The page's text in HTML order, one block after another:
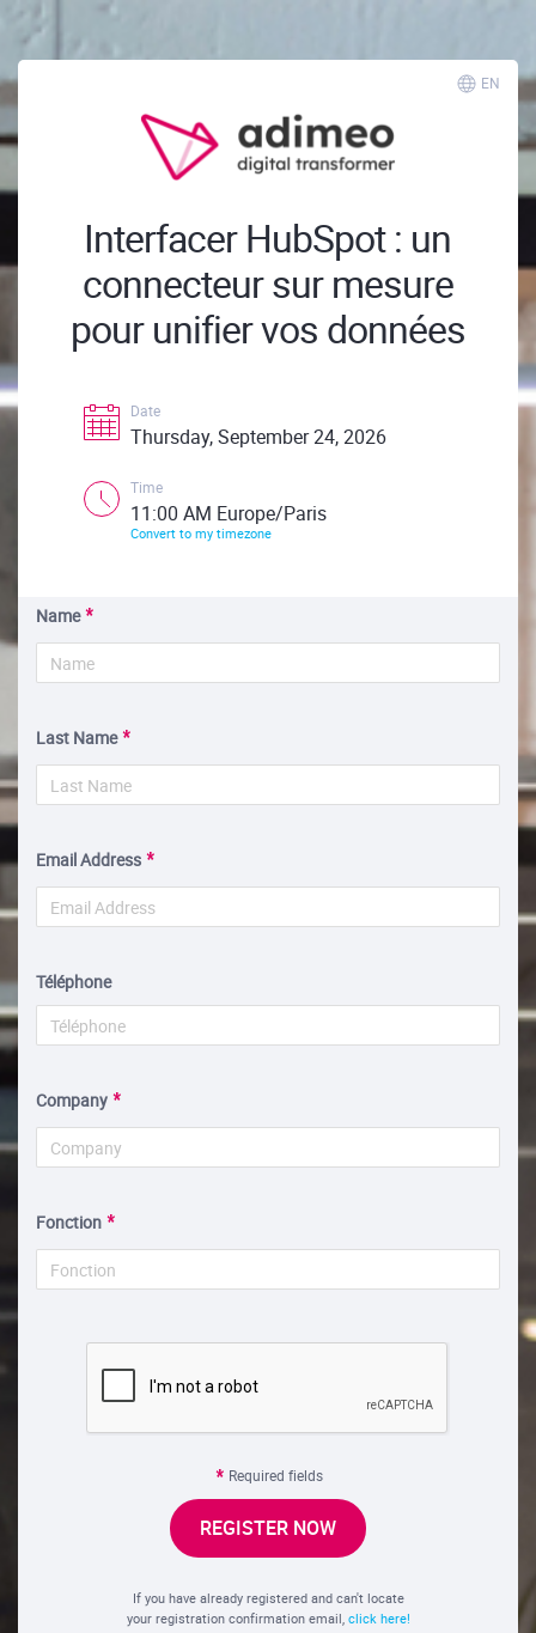
EN
Interfacer HubSpot : un
connecteur sur mesure
pour unifier vos données
Date
Thursday, September 24, 2026
Time
11:00 AM Europe/Paris
Convert to my timezone
Name
Last Name
Email Address
Téléphone
Company
Fonction
Required fields
REGISTER NOW
If you have already registered and can't locate
your registration confirmation email, click here!